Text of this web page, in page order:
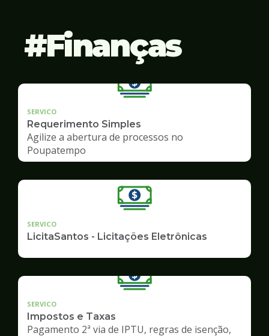
Finanças
SERVICO
Requerimento Simples
Agilize a abertura de processos no
Poupatempo
SERVICO
LicitaSantos - Licitações Eletrônicas
SERVICO
Impostos e Taxas
Pagamento 2ª via de IPTU, regras de isenção,